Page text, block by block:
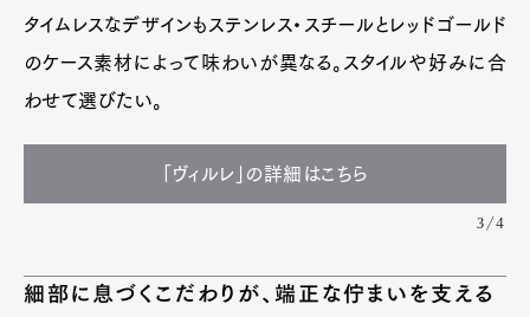
タイムレスなデザインもステンレス・スチールとレッドゴールド
のケース素材によって味わいが異なる。スタイルや好みに合
わせて選びたい。
「ヴィルレ」の詳細はこちら
3/4
細部に息づくこだわりが、端正な佇まいを支える